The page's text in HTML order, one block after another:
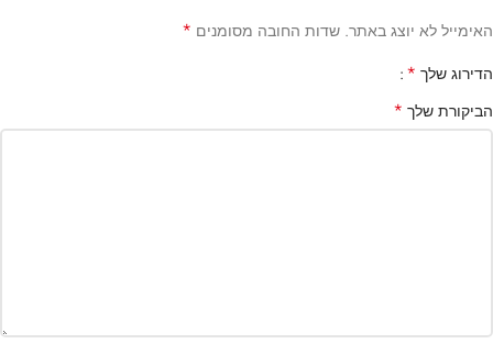
האימייל לא יוצג באתר. שדות החובה מסומנים *
הדירוג שלך *
הביקורת שלך *